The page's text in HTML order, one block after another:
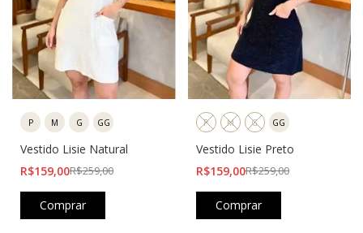
P M G GG
Vestido Lisie Natural
R$159,00R$259,00
Comprar
P M G GG
Vestido Lisie Preto
R$159,00R$259,00
Comprar